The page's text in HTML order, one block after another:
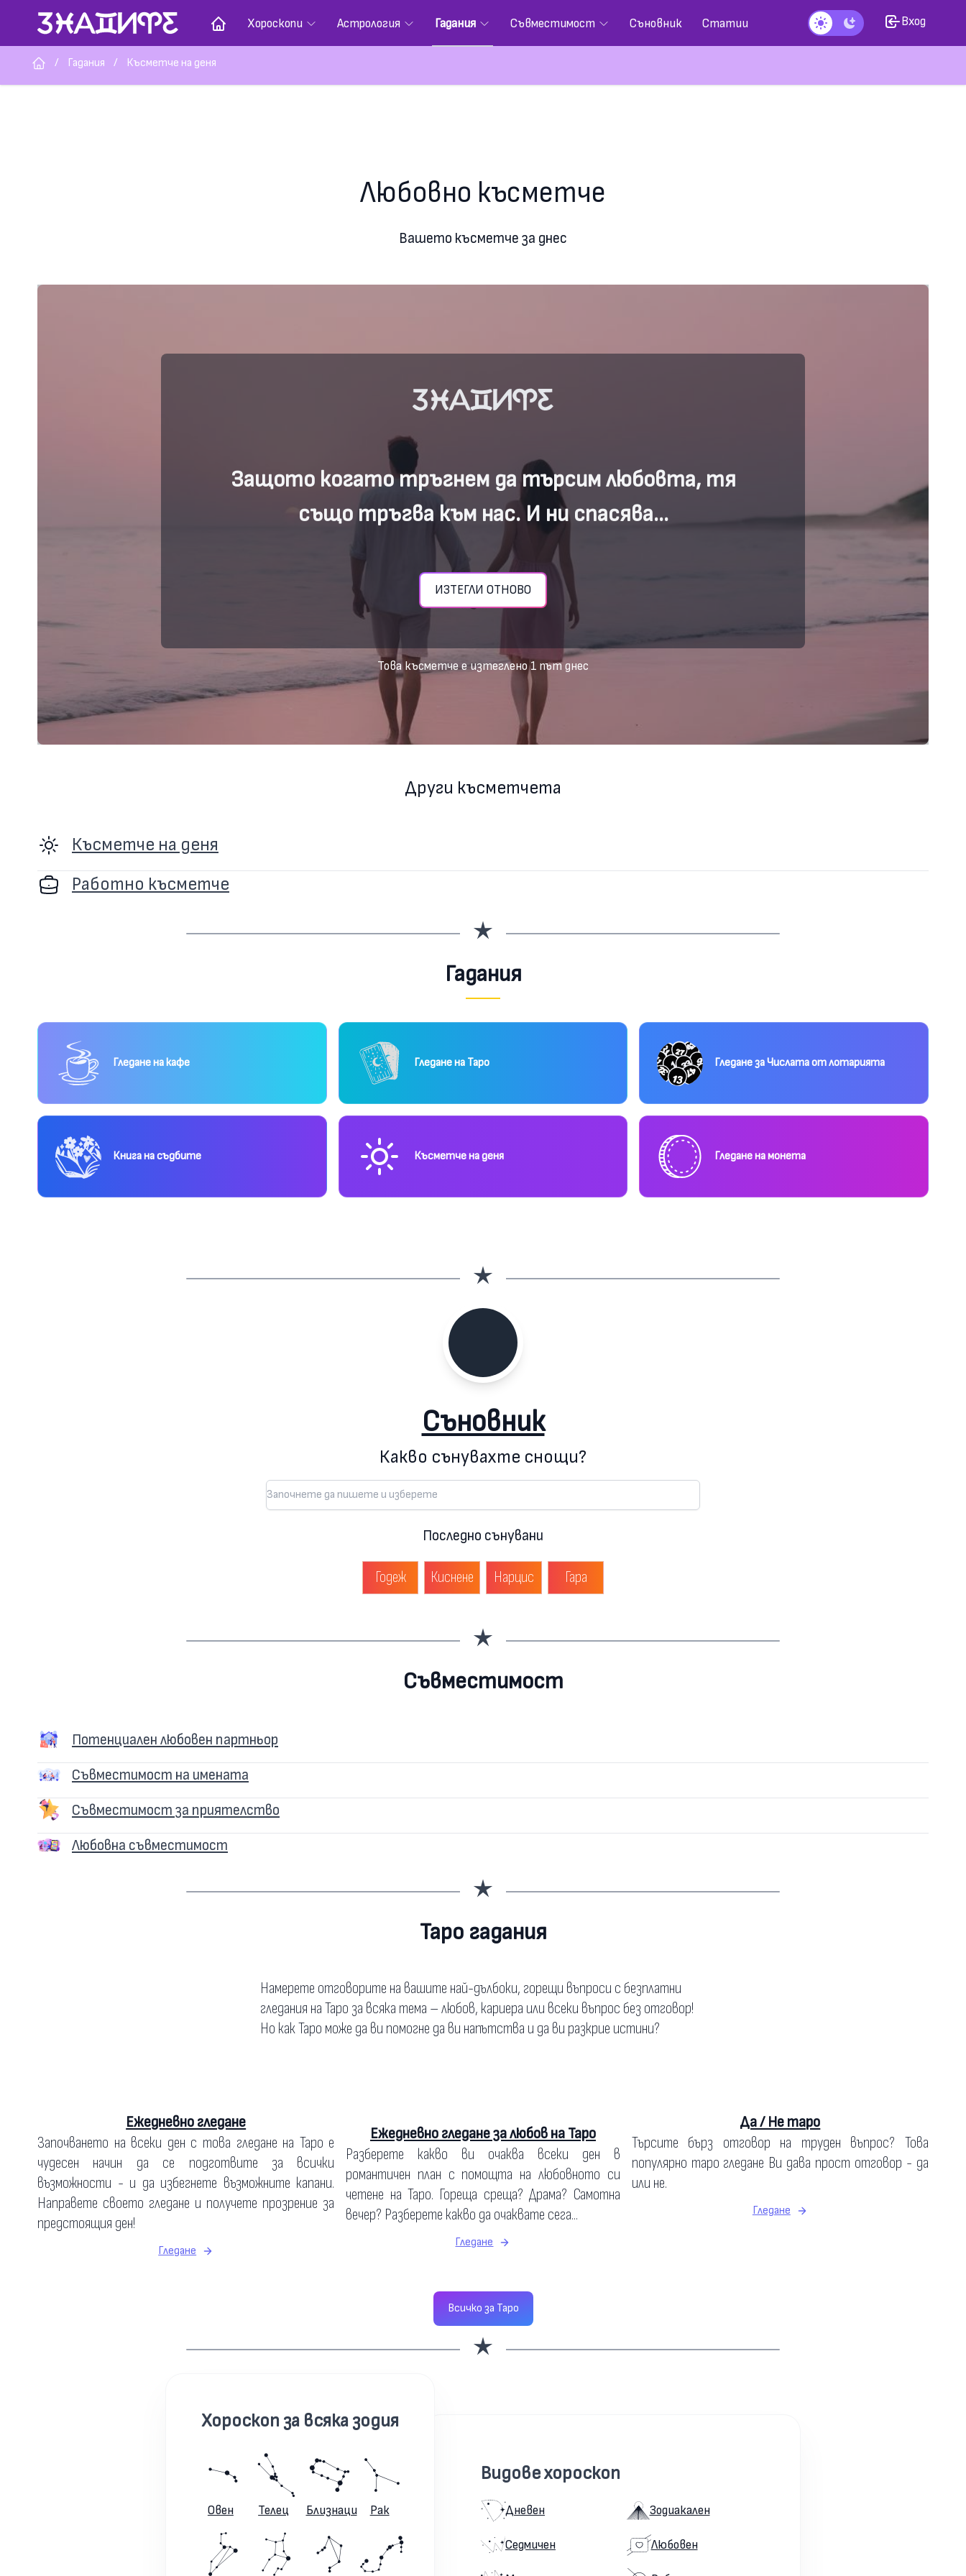
Хороскопи Астрология Гадания Съвместимост Съновник Статии Тъмен режим
Вход
/ Гадания / Късметче на деня
Любовно късметче
Вашето късметче за днес
Защото когато тръгнем да търсим любовта, тя
също тръгва към нас. И ни спасява…
ИЗТЕГЛИ ОТНОВО
Това късметче е изтеглено 1 път днес
Други късметчета
Късметче на деня
Работно късметче
Гадания
Гледане на кафе Гледане на Таро Гледане за Числата от лотарията
Книга на съдбите Късметче на деня Гледане на монета
Съновник
Какво сънувахте снощи?
Последно сънувани
Годеж Киснене Нарцис Гара
Съвместимост
Потенциален любовен партньор
Съвместимост на имената
Съвместимост за приятелство
Любовна съвместимост
Таро гадания
Намерете отговорите на вашите най-дълбоки, горещи въпроси с безплатни
гледания на Таро за всяка тема – любов, кариера или всеки въпрос без отговор!
Но как Таро може да ви помогне да ви напътства и да ви разкрие истини?
Ежедневно гледане
Започването на всеки ден с това гледане на Таро е
чудесен начин да се подготвите за всички
възможности - и да избегнете възможните капани.
Направете своето гледане и получете прозрение за
предстоящия ден!
Гледане
Ежедневно гледане за любов на Таро
Разберете какво ви очаква всеки ден в
романтичен план с помощта на любовното си
четене на Таро. Гореща среща? Драма? Самотна
вечер? Разберете какво да очаквате сега...
Гледане
Да / Не таро
Търсите бърз отговор на труден въпрос? Това
популярно таро гледане Ви дава прост отговор - да
или не.
Гледане
Всичко за Таро
Хороскоп за всяка зодия
Овен Телец Близнаци Рак
Видове хороскоп
Дневен
Седмичен
Зодиакален
Любовен